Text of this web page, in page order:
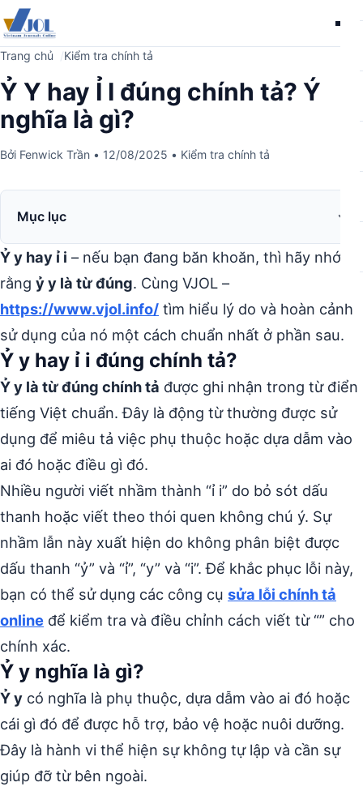
Trang chủ Kiểm tra chính tả
Ỷ Y hay Ỉ I đúng chính tả? Ý
nghĩa là gì?
Bởi Fenwick Trần • 12/08/2025 • Kiểm tra chính tả
Mục lục
Ỷ y hay ỉ i – nếu bạn đang băn khoăn, thì hãy nhớ
rằng ỷ y là từ đúng. Cùng VJOL –
https://www.vjol.info/ tìm hiểu lý do và hoàn cảnh
sử dụng của nó một cách chuẩn nhất ở phần sau.
Ỷ y hay ỉ i đúng chính tả?
Ỷ y là từ đúng chính tả được ghi nhận trong từ điển
tiếng Việt chuẩn. Đây là động từ thường được sử
dụng để miêu tả việc phụ thuộc hoặc dựa dẫm vào
ai đó hoặc điều gì đó.
Nhiều người viết nhầm thành “ỉ i” do bỏ sót dấu
thanh hoặc viết theo thói quen không chú ý. Sự
nhầm lẫn này xuất hiện do không phân biệt được
dấu thanh “ỷ” và “ỉ”, “y” và “i”.Để khắc phục lỗi này,
bạn có thể sử dụng các công cụ sửa lỗi chính tả
online để kiểm tra và điều chỉnh cách viết từ “” cho
chính xác.
Ỷ y nghĩa là gì?
Ỷ y có nghĩa là phụ thuộc, dựa dẫm vào ai đó hoặc
cái gì đó để được hỗ trợ, bảo vệ hoặc nuôi dưỡng.
Đây là hành vi thể hiện sự không tự lập và cần sự
giúp đỡ từ bên ngoài.